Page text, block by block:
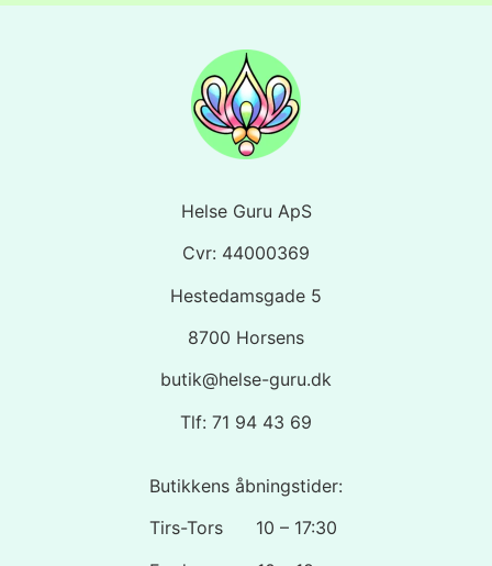
Helse Guru ApS
Cvr: 44000369
Hestedamsgade 5
8700 Horsens
butik@helse-guru.dk
Tlf: 71 94 43 69
Butikkens åbningstider:
Tirs-Tors 10 – 17:30